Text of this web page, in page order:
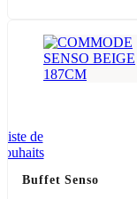
de
Buffet Senso